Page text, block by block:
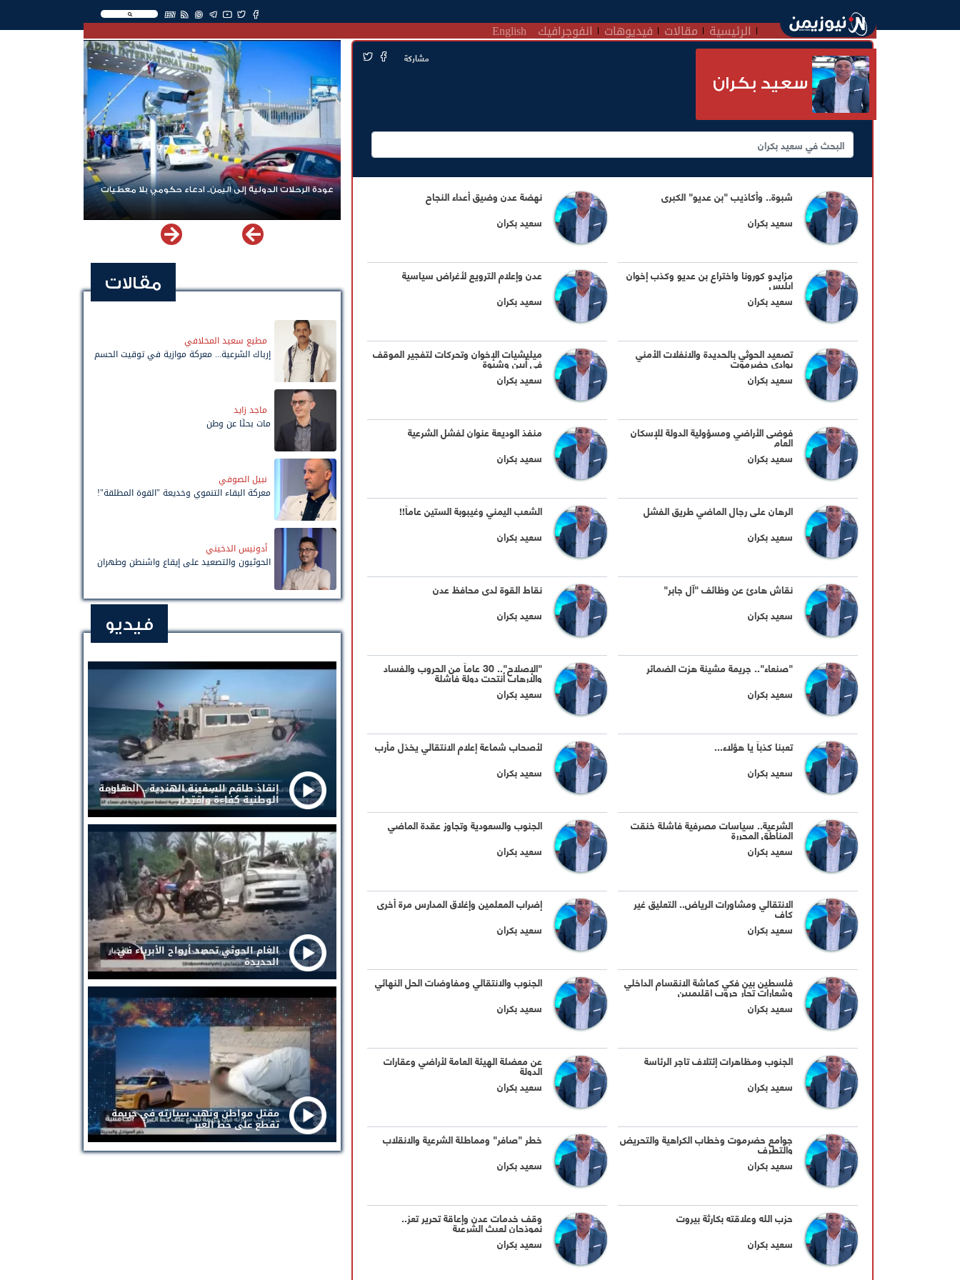
EN
الرئيسية مقالات فيديوهات انفوجرافيك English
سعيد بكران
مشاركة
شبوة.. وأكاذيب "بن عديو" الكبرى
سعيد بكران
نهضة عدن وضيق أعداء النجاح
سعيد بكران
مزايدو كورونا واختراع بن عديو وكذب إخوان
ابليس
سعيد بكران
عدن وإعلام الترويع لأغراض سياسية
سعيد بكران
تصعيد الحوثي بالحديدة والانفلات الأمني
بوادي حضرموت
سعيد بكران
ميليشيات الإخوان وتحركات لتفجير الموقف
في أبين وشبوة
سعيد بكران
فوضى الأراضي ومسؤولية الدولة للإسكان
العام
سعيد بكران
منفذ الوديعة عنوان لفشل الشرعية
سعيد بكران
الرهان على رجال الماضي طريق الفشل
سعيد بكران
الشعب اليمني وغيبوبة الستين عاماً!!
سعيد بكران
نقاش هادئ عن وظائف "آل جابر"
سعيد بكران
نقاط القوة لدى محافظ عدن
سعيد بكران
"صنعاء".. جريمة مشينة هزت الضمائر
سعيد بكران
"الإصلاح".. 30 عاماً من الحروب والفساد
والإرهاب أنتجت دولة فاشلة
سعيد بكران
تعبنا كذباً يا هؤلاء...
سعيد بكران
لأصحاب شماعة إعلام الانتقالي يخذل مأرب
سعيد بكران
الشرعية.. سياسات مصرفية فاشلة خنقت
المناطق المحررة
سعيد بكران
الجنوب والسعودية وتجاوز عقدة الماضي
سعيد بكران
الانتقالي ومشاورات الرياض.. التعليق غير
كافٍ
سعيد بكران
إضراب المعلمين وإغلاق المدارس مرة أخرى
سعيد بكران
فلسطين بين فكي كماشة الانقسام الداخلي
وشعارات تجار حروب إقليميين
سعيد بكران
الجنوب والانتقالي ومفاوضات الحل النهائي
سعيد بكران
الجنوب ومظاهرات إئتلاف تاجر الرئاسة
سعيد بكران
عن معضلة الهيئة العامة لأراضي وعقارات
الدولة
سعيد بكران
جوامع حضرموت وخطاب الكراهية والتحريض
والتطرف
سعيد بكران
خطر "صافر" ومماطلة الشرعية والانقلاب
سعيد بكران
حزب الله وعلاقته بكارثة بيروت
سعيد بكران
وقف خدمات عدن وإعاقة تحرير تعز..
نموذجان لعبث الشرعية
سعيد بكران
عودة الرحلات الدولية إلى اليمن.. ادعاء حكومي بلا معطيات
مقالات
مطيع سعيد المخلافي
إرباك الشرعية... معركة موازية في توقيت الحسم
ماجد زايد
مات بحثًا عن وطن
نبيل الصوفي
معركة البقاء التنموي وخديعة "القوة المطلقة"!
أدونيس الدخيني
الحوثيون والتصعيد على إيقاع واشنطن وطهران
فيديو
إنقاذ طاقم السفينة الهندية .. المقاومة
الوطنية كفاءة واقتدار
الغام الحوثي تحصد أرواح الأبرياء في
الحديدة
مقتل مواطن ونهب سيارته في جريمة
تقطع على خط العبر